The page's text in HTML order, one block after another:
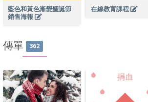
藍色和黃色漸變聖誕節
銷售海報
在線教育課程
傳單 362